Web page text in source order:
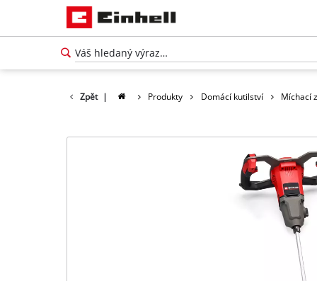
Zpět | Produkty Domácí kutilství Míchací